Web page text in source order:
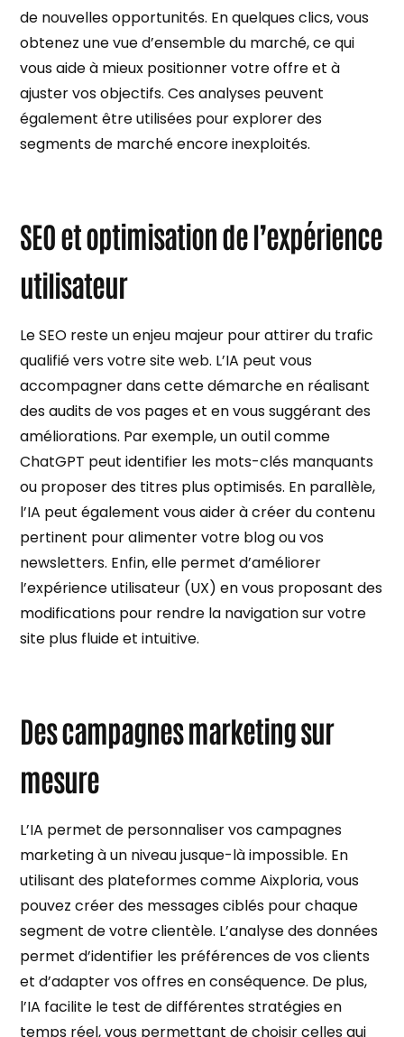
de nouvelles opportunités. En quelques clics, vous
obtenez une vue d’ensemble du marché, ce qui
vous aide à mieux positionner votre offre et à
ajuster vos objectifs. Ces analyses peuvent
également être utilisées pour explorer des
segments de marché encore inexploités.
SEO et optimisation de l’expérience
utilisateur
Le SEO reste un enjeu majeur pour attirer du trafic
qualifié vers votre site web. L’IA peut vous
accompagner dans cette démarche en réalisant
des audits de vos pages et en vous suggérant des
améliorations. Par exemple, un outil comme
ChatGPT peut identifier les mots-clés manquants
ou proposer des titres plus optimisés. En parallèle,
l’IA peut également vous aider à créer du contenu
pertinent pour alimenter votre blog ou vos
newsletters. Enfin, elle permet d’améliorer
l’expérience utilisateur (UX) en vous proposant des
modifications pour rendre la navigation sur votre
site plus fluide et intuitive.
Des campagnes marketing sur
mesure
L’IA permet de personnaliser vos campagnes
marketing à un niveau jusque-là impossible. En
utilisant des plateformes comme Aixploria, vous
pouvez créer des messages ciblés pour chaque
segment de votre clientèle. L’analyse des données
permet d’identifier les préférences de vos clients
et d’adapter vos offres en conséquence. De plus,
l’IA facilite le test de différentes stratégies en
temps réel, vous permettant de choisir celles qui